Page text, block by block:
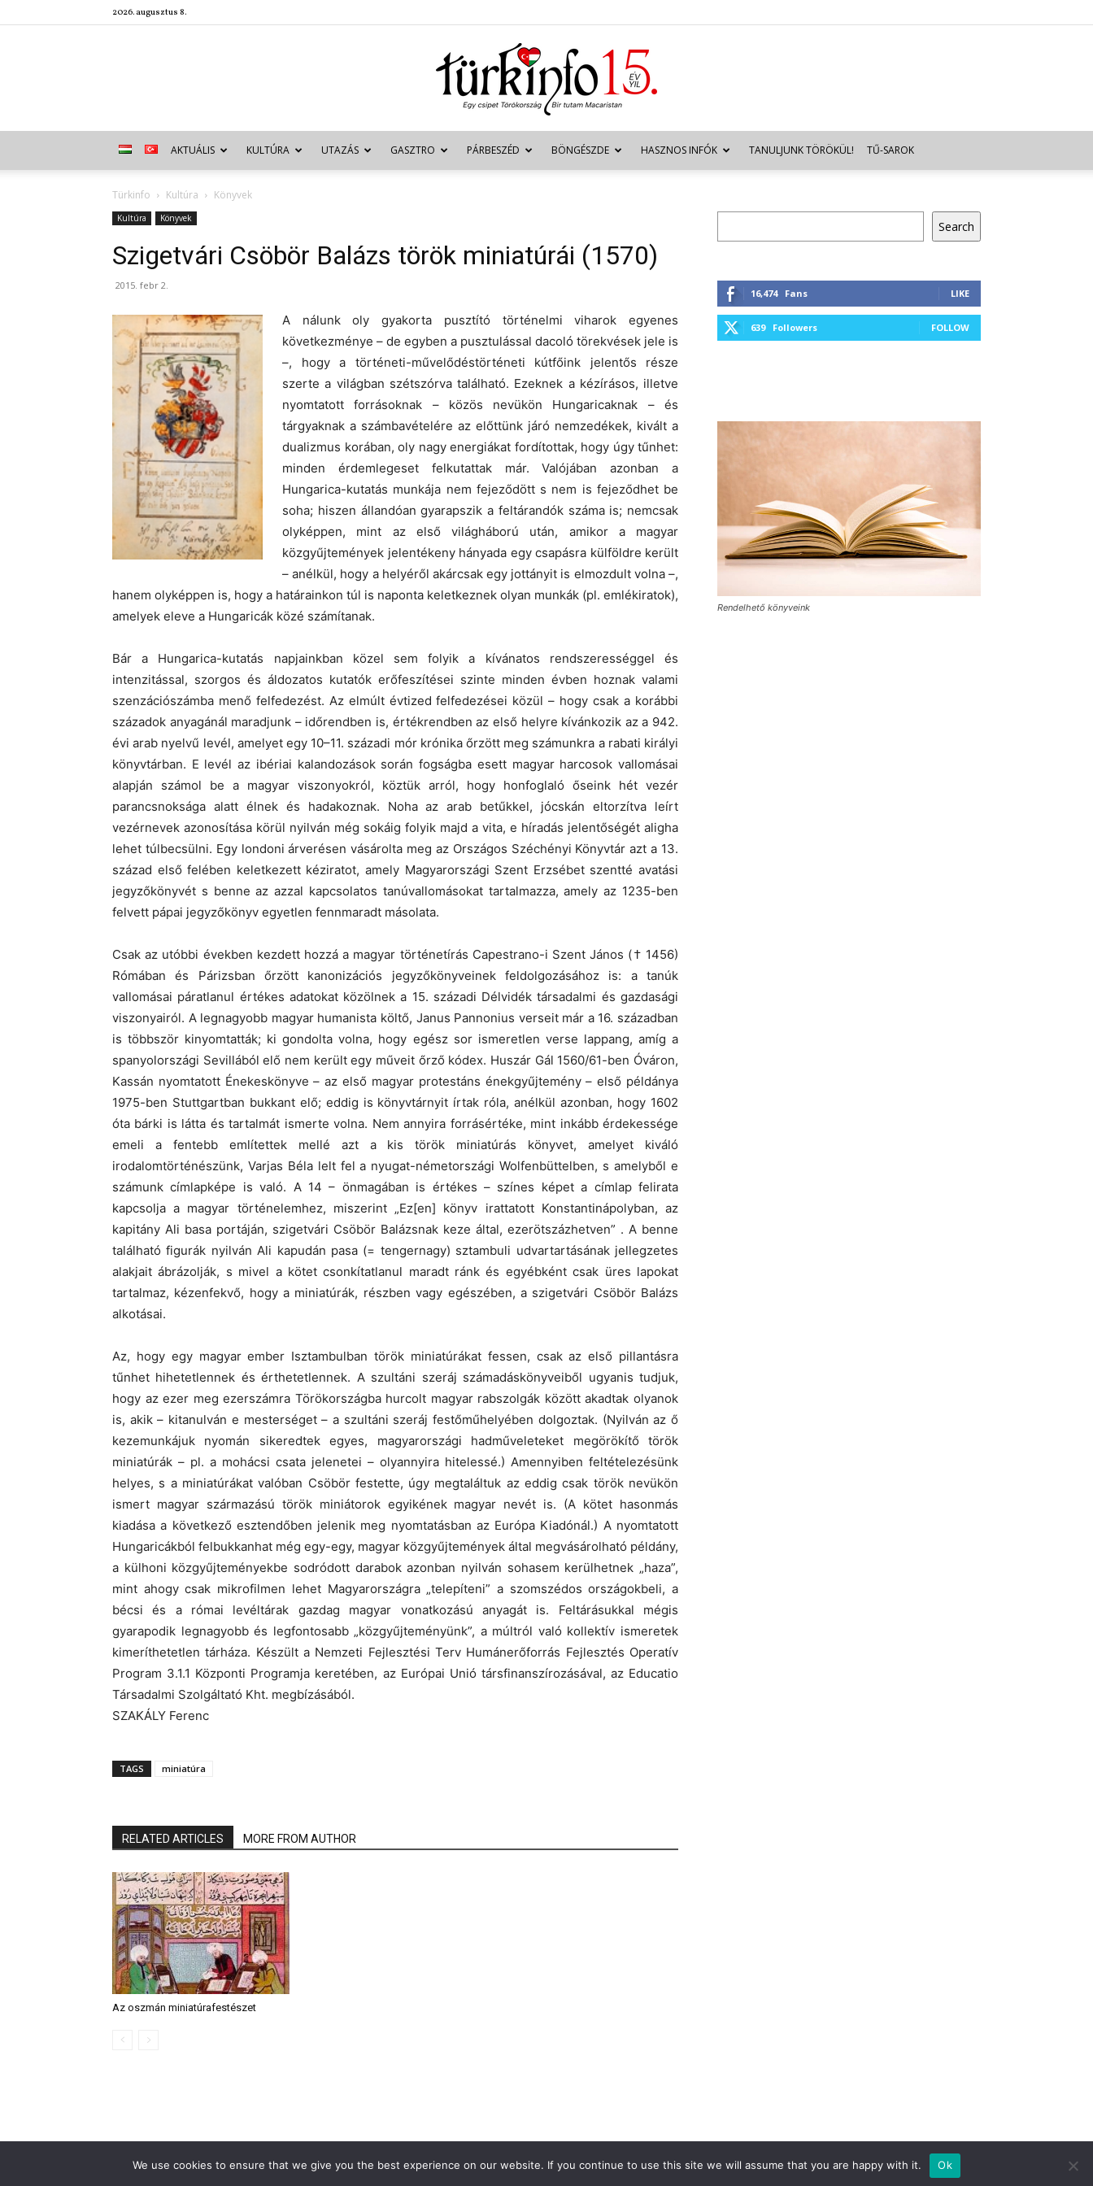
2026. augusztus 8.
Türkinfo
AKTUÁLIS KULTÚRA UTAZÁS GASZTRO PÁRBESZÉD BÖNGÉSZDE HASZNOS INFÓK TANULJUNK TÖRÖKÜL! TŰ-SAROK
Türkinfo Kultúra Könyvek
Kultúra Könyvek
Szigetvári Csöbör Balázs török miniatúrái (1570)
2015. febr 2.
A nálunk oly gyakorta pusztító történelmi viharok egyenes
következménye – de egyben a pusztulással dacoló törekvések jele is
–, hogy a történeti-művelődéstörténeti kútfőink jelentős része
szerte a világban szétszórva található. Ezeknek a kézírásos, illetve
nyomtatott forrásoknak – közös nevükön Hungaricaknak – és
tárgyaknak a számbavételére az előttünk járó nemzedékek, kivált a
dualizmus korában, oly nagy energiákat fordítottak, hogy úgy tűnhet:
minden érdemlegeset felkutattak már. Valójában azonban a
Hungarica-kutatás munkája nem fejeződött s nem is fejeződhet be
soha; hiszen állandóan gyarapszik a feltárandók száma is; nemcsak
olyképpen, mint az első világháború után, amikor a magyar
közgyűjtemények jelentékeny hányada egy csapásra külföldre került
– anélkül, hogy a helyéről akárcsak egy jottányit is elmozdult volna –,
hanem olyképpen is, hogy a határainkon túl is naponta keletkeznek olyan munkák (pl. emlékiratok),
amelyek eleve a Hungaricák közé számítanak.
Bár a Hungarica-kutatás napjainkban közel sem folyik a kívánatos rendszerességgel és
intenzitással, szorgos és áldozatos kutatók erőfeszítései szinte minden évben hoznak valami
szenzációszámba menő felfedezést. Az elmúlt évtized felfedezései közül – hogy csak a korábbi
századok anyagánál maradjunk – időrendben is, értékrendben az első helyre kívánkozik az a 942.
évi arab nyelvű levél, amelyet egy 10–11. századi mór krónika őrzött meg számunkra a rabati királyi
könyvtárban. E levél az ibériai kalandozások során fogságba esett magyar harcosok vallomásai
alapján számol be a magyar viszonyokról, köztük arról, hogy honfoglaló őseink hét vezér
parancsnoksága alatt élnek és hadakoznak. Noha az arab betűkkel, jócskán eltorzítva leírt
vezérnevek azonosítása körül nyilván még sokáig folyik majd a vita, e híradás jelentőségét aligha
lehet túlbecsülni. Egy londoni árverésen vásárolta meg az Országos Széchényi Könyvtár azt a 13.
század első felében keletkezett kéziratot, amely Magyarországi Szent Erzsébet szentté avatási
jegyzőkönyvét s benne az azzal kapcsolatos tanúvallomásokat tartalmazza, amely az 1235-ben
felvett pápai jegyzőkönyv egyetlen fennmaradt másolata.
Csak az utóbbi években kezdett hozzá a magyar történetírás Capestrano-i Szent János († 1456)
Rómában és Párizsban őrzött kanonizációs jegyzőkönyveinek feldolgozásához is: a tanúk
vallomásai páratlanul értékes adatokat közölnek a 15. századi Délvidék társadalmi és gazdasági
viszonyairól. A legnagyobb magyar humanista költő, Janus Pannonius verseit már a 16. században
is többször kinyomtatták; ki gondolta volna, hogy egész sor ismeretlen verse lappang, amíg a
spanyolországi Sevillából elő nem került egy műveit őrző kódex. Huszár Gál 1560/61-ben Óváron,
Kassán nyomtatott Énekeskönyve – az első magyar protestáns énekgyűjtemény – első példánya
1975-ben Stuttgartban bukkant elő; eddig is könyvtárnyit írtak róla, anélkül azonban, hogy 1602
óta bárki is látta és tartalmát ismerte volna. Nem annyira forrásértéke, mint inkább érdekessége
emeli a fentebb említettek mellé azt a kis török miniatúrás könyvet, amelyet kiváló
irodalomtörténészünk, Varjas Béla lelt fel a nyugat-németországi Wolfenbüttelben, s amelyből e
számunk címlapképe is való. A 14 – önmagában is értékes – színes képet a címlap felirata
kapcsolja a magyar történelemhez, miszerint „Ez[en] könyv irattatott Konstantinápolyban, az
kapitány Ali basa portáján, szigetvári Csöbör Balázsnak keze által, ezerötszázhetven” . A benne
található figurák nyilván Ali kapudán pasa (= tengernagy) sztambuli udvartartásának jellegzetes
alakjait ábrázolják, s mivel a kötet csonkítatlanul maradt ránk és egyébként csak üres lapokat
tartalmaz, kézenfekvő, hogy a miniatúrák, részben vagy egészében, a szigetvári Csöbör Balázs
alkotásai.
Az, hogy egy magyar ember Isztambulban török miniatúrákat fessen, csak az első pillantásra
tűnhet hihetetlennek és érthetetlennek. A szultáni szeráj számadáskönyveiből ugyanis tudjuk,
hogy az ezer meg ezerszámra Törökországba hurcolt magyar rabszolgák között akadtak olyanok
is, akik – kitanulván e mesterséget – a szultáni szeráj festőműhelyében dolgoztak. (Nyilván az ő
kezemunkájuk nyomán sikeredtek egyes, magyarországi hadműveleteket megörökítő török
miniatúrák – pl. a mohácsi csata jelenetei – olyannyira hitelessé.) Amennyiben feltételezésünk
helyes, s a miniatúrákat valóban Csöbör festette, úgy megtaláltuk az eddig csak török nevükön
ismert magyar származású török miniátorok egyikének magyar nevét is. (A kötet hasonmás
kiadása a következő esztendőben jelenik meg nyomtatásban az Európa Kiadónál.) A nyomtatott
Hungaricákból felbukkanhat még egy-egy, magyar közgyűjtemények által megvásárolható példány,
a külhoni közgyűjteményekbe sodródott darabok azonban nyilván sohasem kerülhetnek „haza”,
mint ahogy csak mikrofilmen lehet Magyarországra „telepíteni” a szomszédos országokbeli, a
bécsi és a római levéltárak gazdag magyar vonatkozású anyagát is. Feltárásukkal mégis
gyarapodik legnagyobb és legfontosabb „közgyűjteményünk”, a múltról való kollektív ismeretek
kimeríthetetlen tárháza. Készült a Nemzeti Fejlesztési Terv Humánerőforrás Fejlesztés Operatív
Program 3.1.1 Központi Programja keretében, az Európai Unió társfinanszírozásával, az Educatio
Társadalmi Szolgáltató Kht. megbízásából.
SZAKÁLY Ferenc
TAGS miniatúra
RELATED ARTICLES MORE FROM AUTHOR
Az oszmán miniatúrafestészet
Search
16,474 Fans LIKE
639 Followers FOLLOW
Rendelhető könyveink
Támogasd a Türkinfót! Médiaajánlat Alapítvány Kapcsolat
We use cookies to ensure that we give you the best experience on our website. If you continue to use this site we will assume that you are happy with it. Ok